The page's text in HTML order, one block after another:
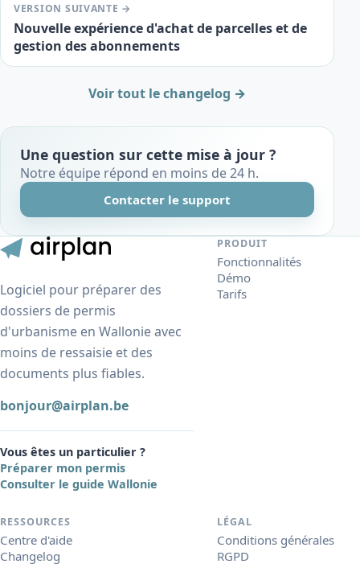
VERSION SUIVANTE →
Nouvelle expérience d'achat de parcelles et de
gestion des abonnements
Voir tout le changelog →
Une question sur cette mise à jour ?
Notre équipe répond en moins de 24 h.
Contacter le support
Logiciel pour préparer des
dossiers de permis
d'urbanisme en Wallonie avec
moins de ressaisie et des
documents plus fiables.
bonjour@airplan.be
Vous êtes un particulier ?
Préparer mon permis
Consulter le guide Wallonie
PRODUIT
Fonctionnalités
Démo
Tarifs
RESSOURCES
Centre d'aide
Changelog
LÉGAL
Conditions générales
RGPD